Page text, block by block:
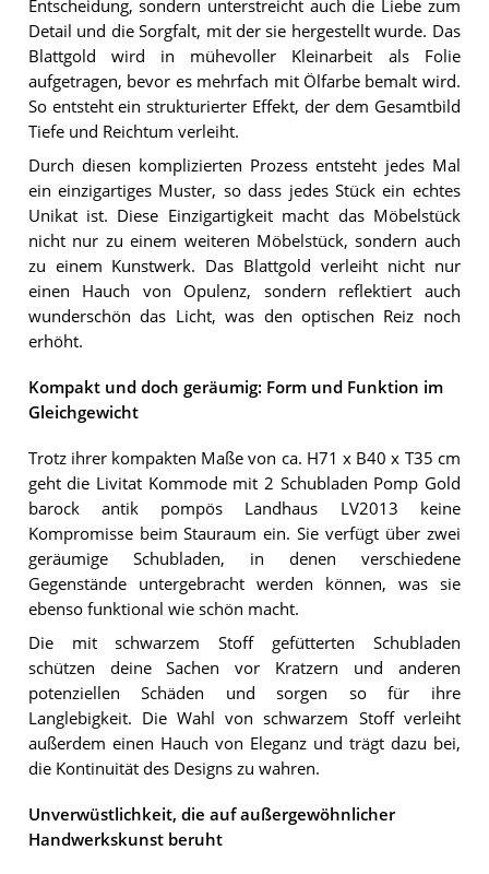
Entscheidung, sondern unterstreicht auch die Liebe zum
Detail und die Sorgfalt, mit der sie hergestellt wurde. Das
Blattgold wird in mühevoller Kleinarbeit als Folie
aufgetragen, bevor es mehrfach mit Ölfarbe bemalt wird.
So entsteht ein strukturierter Effekt, der dem Gesamtbild
Tiefe und Reichtum verleiht.
Durch diesen komplizierten Prozess entsteht jedes Mal
ein einzigartiges Muster, so dass jedes Stück ein echtes
Unikat ist. Diese Einzigartigkeit macht das Möbelstück
nicht nur zu einem weiteren Möbelstück, sondern auch
zu einem Kunstwerk. Das Blattgold verleiht nicht nur
einen Hauch von Opulenz, sondern reflektiert auch
wunderschön das Licht, was den optischen Reiz noch
erhöht.
Kompakt und doch geräumig: Form und Funktion im
Gleichgewicht
Trotz ihrer kompakten Maße von ca. H71 x B40 x T35 cm
geht die Livitat Kommode mit 2 Schubladen Pomp Gold
barock antik pompös Landhaus LV2013 keine
Kompromisse beim Stauraum ein. Sie verfügt über zwei
geräumige Schubladen, in denen verschiedene
Gegenstände untergebracht werden können, was sie
ebenso funktional wie schön macht.
Die mit schwarzem Stoff gefütterten Schubladen
schützen deine Sachen vor Kratzern und anderen
potenziellen Schäden und sorgen so für ihre
Langlebigkeit. Die Wahl von schwarzem Stoff verleiht
außerdem einen Hauch von Eleganz und trägt dazu bei,
die Kontinuität des Designs zu wahren.
Unverwüstlichkeit, die auf außergewöhnlicher
Handwerkskunst beruht